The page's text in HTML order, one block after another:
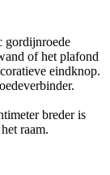
gordijnroede
of het plafond
eindknop.
breder is
raam.